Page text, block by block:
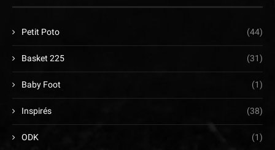
Petit Poto (44)
Basket 225 (31)
Baby Foot (1)
Inspirés (38)
ODK (1)